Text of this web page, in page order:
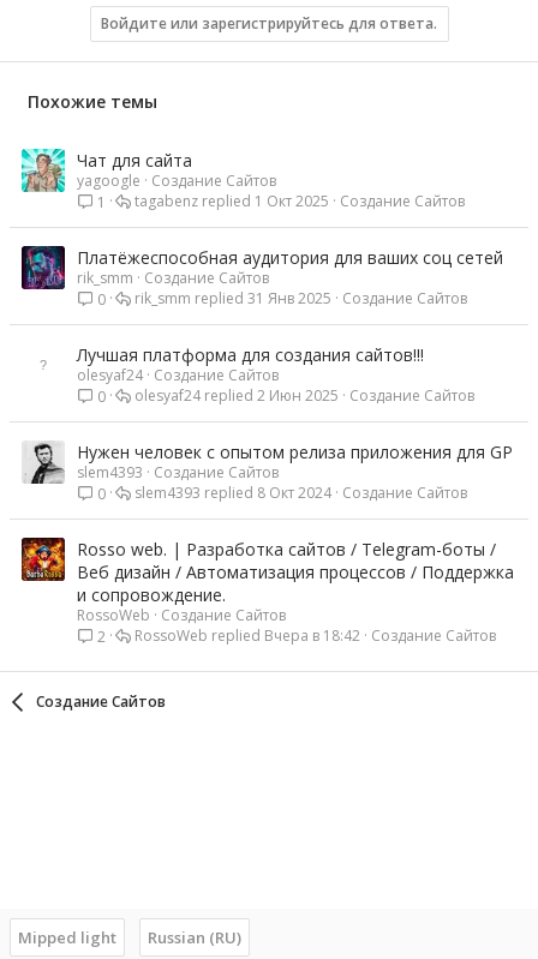
Войдите или зарегистрируйтесь для ответа.
Похожие темы
Чат для сайта
yagoogle
Создание Сайтов
1
Создание Сайтов
1 Окт 2025
tagabenz
Платёжеспособная аудитория для ваших соц сетей
rik_smm
Создание Сайтов
0
Создание Сайтов
31 Янв 2025
rik_smm
Лучшая платформа для создания сайтов!!!
olesyaf24 Создание Сайтов
0
Создание Сайтов
2 Июн 2025
olesyaf24
Нужен человек с опытом релиза приложения для GP
slem4393
Создание Сайтов
0
Создание Сайтов
8 Окт 2024
slem4393
Rosso web. | Разработка сайтов / Telegram-боты /
Веб дизайн / Автоматизация процессов / Поддержка
и сопровождение.
RossoWeb
Создание Сайтов
2
Создание Сайтов
Вчера в 18:42
RossoWeb
Создание Сайтов
Mipped light Russian (RU)